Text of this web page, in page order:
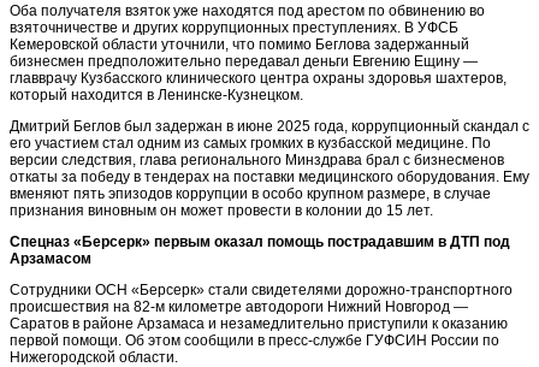
Оба получателя взяток уже находятся под арестом по обвинению во
взяточничестве и других коррупционных преступлениях. В УФСБ
Кемеровской области уточнили, что помимо Беглова задержанный
бизнесмен предположительно передавал деньги Евгению Ещину —
главврачу Кузбасского клинического центра охраны здоровья шахтеров,
который находится в Ленинске-Кузнецком.
Дмитрий Беглов был задержан в июне 2025 года, коррупционный скандал с
его участием стал одним из самых громких в кузбасской медицине. По
версии следствия, глава регионального Минздрава брал с бизнесменов
откаты за победу в тендерах на поставки медицинского оборудования. Ему
вменяют пять эпизодов коррупции в особо крупном размере, в случае
признания виновным он может провести в колонии до 15 лет.
Спецназ «Берсерк» первым оказал помощь пострадавшим в ДТП под
Арзамасом
Сотрудники ОСН «Берсерк» стали свидетелями дорожно-транспортного
происшествия на 82-м километре автодороги Нижний Новгород —
Саратов в районе Арзамаса и незамедлительно приступили к оказанию
первой помощи. Об этом сообщили в пресс-службе ГУФСИН России по
Нижегородской области.